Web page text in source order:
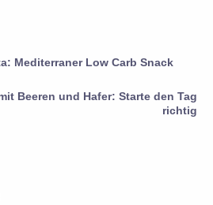
Mediterraner Low Carb Snack
Beeren und Hafer: Starte den Tag
richtig